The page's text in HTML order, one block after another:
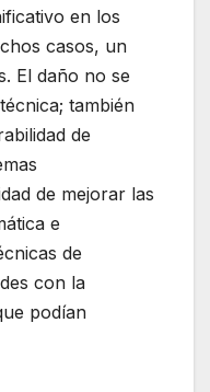
en los
casos, un
El daño no se
también
de
de mejorar las
e
de
con la
podían